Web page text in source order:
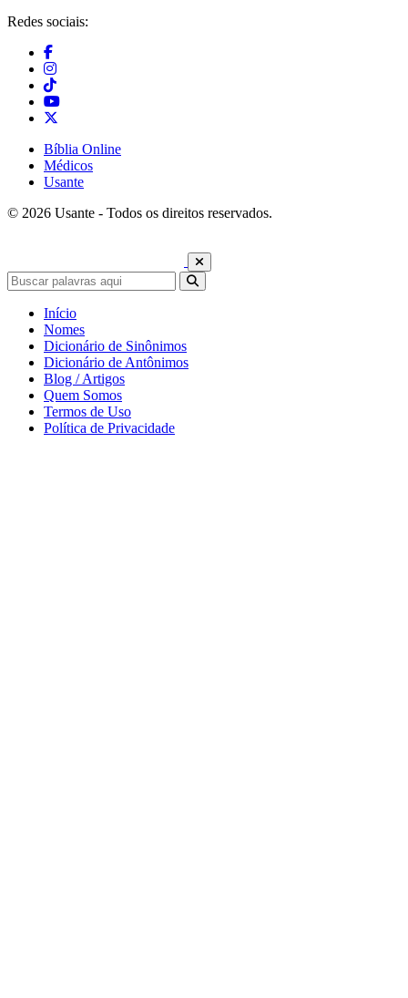
Redes sociais:
Bíblia Online
Médicos
Usante
© 2026 Usante - Todos os direitos reservados.
Início
Nomes
Dicionário de Sinônimos
Dicionário de Antônimos
Blog / Artigos
Quem Somos
Termos de Uso
Política de Privacidade